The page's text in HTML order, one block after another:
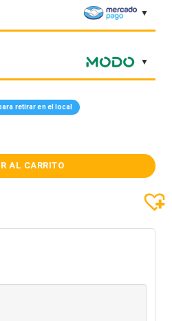
retirar en el local
AL CARRITO